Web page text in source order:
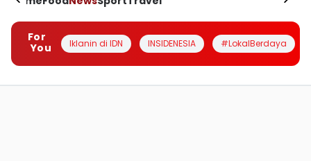
For
You
Iklanin di IDN INSIDENESIA #LokalBerdaya